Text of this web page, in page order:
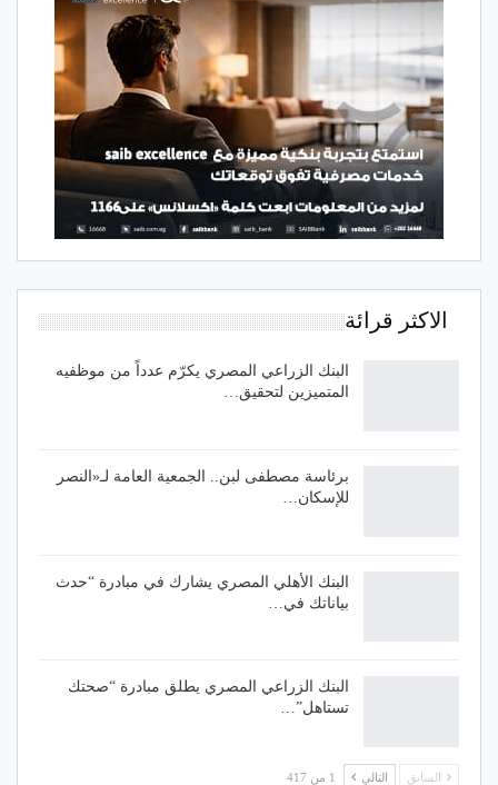
الاكثر قرائة
البنك الزراعي المصري يكرّم عدداً من موظفيه
المتميزين لتحقيق…
برئاسة مصطفى لبن.. الجمعية العامة لـ«النصر
للإسكان…
البنك الأهلي المصري يشارك في مبادرة “حدث
بياناتك في…
البنك الزراعي المصري يطلق مبادرة “صحتك
تستاهل”…
السابق التالي 1 من 417